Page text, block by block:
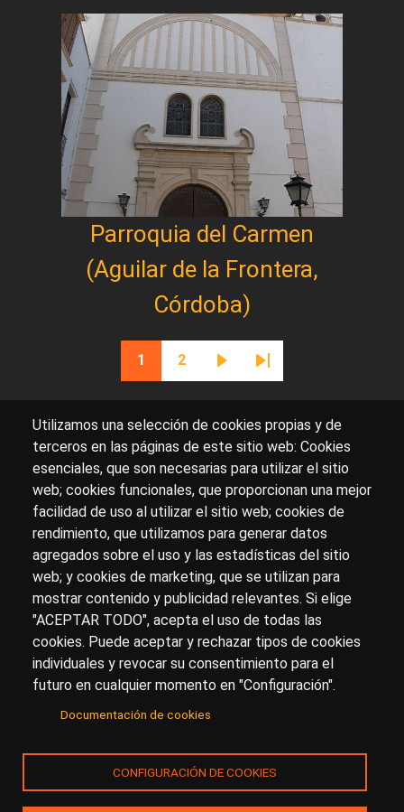
Parroquia del Carmen
(Aguilar de la Frontera,
Córdoba)
Página actual
1
Página
2
Siguiente página
Última página
Sobre artehistoria.com
Para ponerte en contacto con nosotros, escríbenos en
el formulario decontacto
Accesibilidad
Aviso Legal Privacidad
Utilizamos una selección de cookies propias y de
terceros en las páginas de este sitio web: Cookies
esenciales, que son necesarias para utilizar el sitio
web; cookies funcionales, que proporcionan una mejor
facilidad de uso al utilizar el sitio web; cookies de
rendimiento, que utilizamos para generar datos
agregados sobre el uso y las estadísticas del sitio
web; y cookies de marketing, que se utilizan para
mostrar contenido y publicidad relevantes. Si elige
"ACEPTAR TODO", acepta el uso de todas las
cookies. Puede aceptar y rechazar tipos de cookies
individuales y revocar su consentimiento para el
futuro en cualquier momento en "Configuración".
Documentación de cookies
CONFIGURACIÓN DE COOKIES
© Copyright 2017.arteHistoria&Toools, S.Lo sus
licenciantes son los propietarios de todos los derechos
de propiedad intelectual e industrial de:
(a) este sitio web publicado bajo el dominio
(b) todo el material publicado en artehistoria.com
(incluyendo, sin limitación, textos, imágenes, fotografías,
dibujos, música, marcas o logotipos, estructura y diseño